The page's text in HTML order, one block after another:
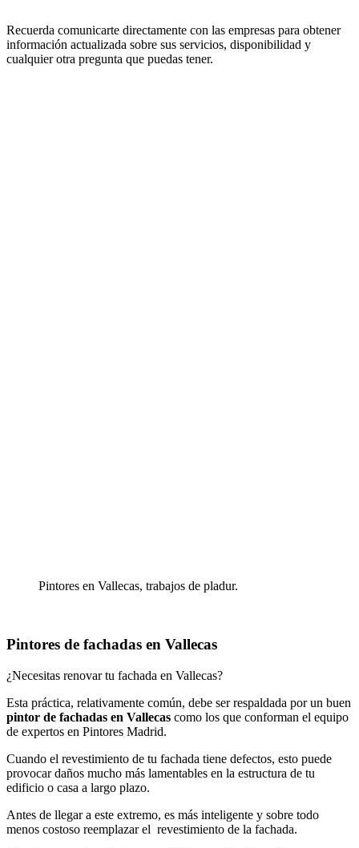
Recuerda comunicarte directamente con las empresas para obtener
información actualizada sobre sus servicios, disponibilidad y
cualquier otra pregunta que puedas tener.
Pintores en Vallecas, trabajos de pladur.
Pintores de fachadas en Vallecas
¿Necesitas renovar tu fachada en Vallecas?
Esta práctica, relativamente común, debe ser respaldada por un buen
pintor de fachadas en Vallecas como los que conforman el equipo
de expertos en Pintores Madrid.
Cuando el revestimiento de tu fachada tiene defectos, esto puede
provocar daños mucho más lamentables en la estructura de tu
edificio o casa a largo plazo.
Antes de llegar a este extremo, es más inteligente y sobre todo
menos costoso reemplazar el revestimiento de la fachada.